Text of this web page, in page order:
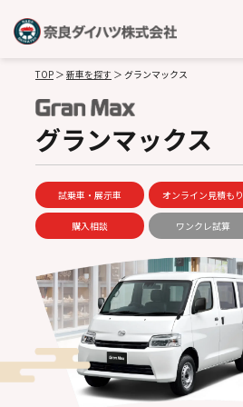
TOP ＞ 新車を探す ＞ グランマックス
グランマックス
試乗車・展示車 オンライン見積もり
購入相談 ワンクレ試算